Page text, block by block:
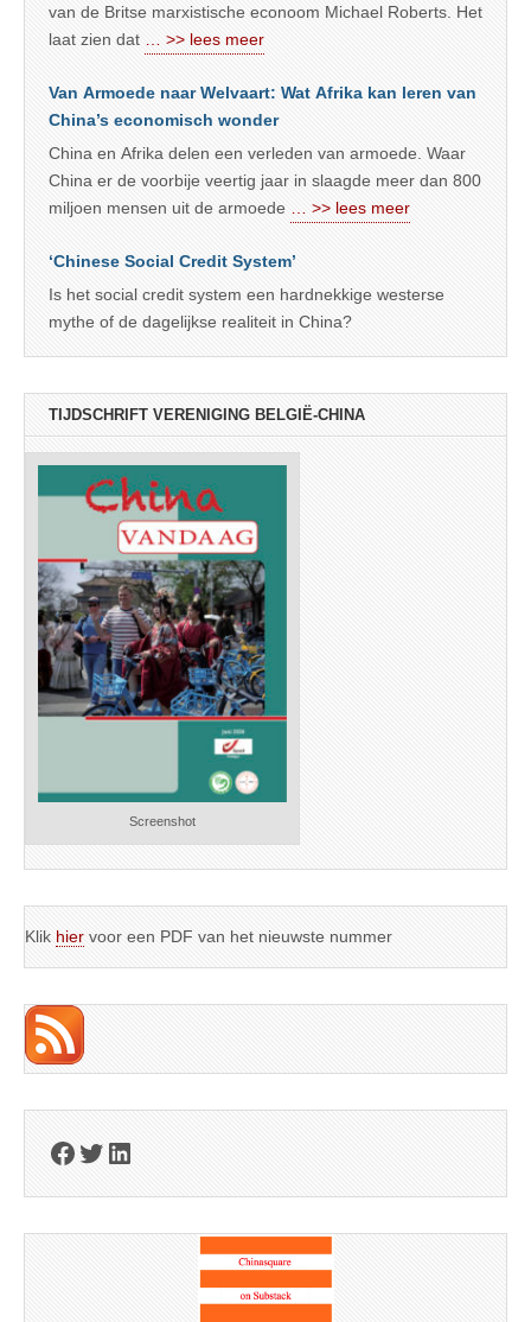
van de Britse marxistische econoom Michael Roberts. Het
laat zien dat
… >> lees meer
Van Armoede naar Welvaart: Wat Afrika kan leren van
China’s economisch wonder
China en Afrika delen een verleden van armoede. Waar
China er de voorbije veertig jaar in slaagde meer dan 800
miljoen mensen uit de armoede
… >> lees meer
‘Chinese Social Credit System’
Is het social credit system een hardnekkige westerse
mythe of de dagelijkse realiteit in China?
TIJDSCHRIFT VERENIGING BELGIË-CHINA
Screenshot
Klik hier voor een PDF van het nieuwste nummer
Facebook
Twitter
LinkedIn